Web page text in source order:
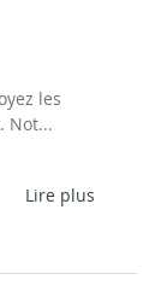
les
Not...
Lire plus